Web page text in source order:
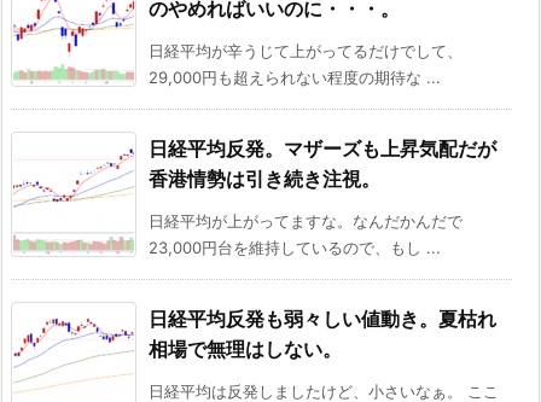
のやめればいいのに・・・。
日経平均が辛うじて上がってるだけでして、
29,000円も超えられない程度の期待な ...
日経平均反発。マザーズも上昇気配だが
香港情勢は引き続き注視。
日経平均が上がってますな。なんだかんだで
23,000円台を維持しているので、もし ...
日経平均反発も弱々しい値動き。夏枯れ
相場で無理はしない。
日経平均は反発しましたけど、小さいなぁ。 ここ